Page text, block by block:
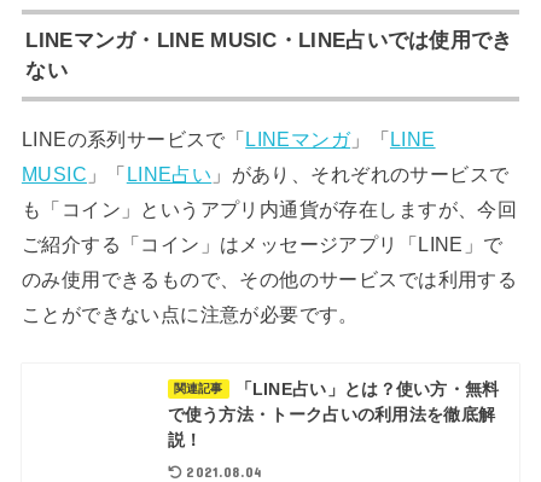
LINEマンガ・LINE MUSIC・LINE占いでは使用でき
ない
LINEの系列サービスで「LINEマンガ」「LINE
MUSIC 」「LINE占い 」があり、それぞれのサービスで
も「コイン」というアプリ内通貨が存在しますが、今回
ご紹介する「コイン」はメッセージアプリ「LINE」で
のみ使用できるもので、その他のサービスでは利用する
ことができない点に注意が必要です。
関連記事
「LINE占い」とは？使い方・無料
で使う方法・トーク占いの利用法を徹底解
説！
2021.08.04